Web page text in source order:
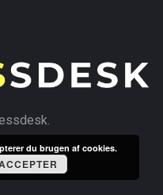
du brugen af cookies.